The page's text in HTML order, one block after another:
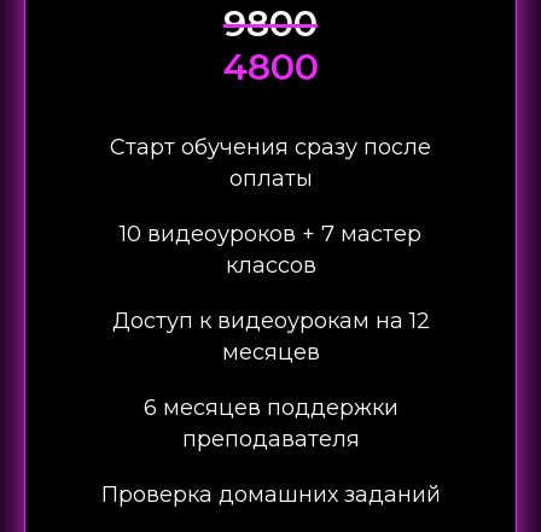
9800
4800
Старт обучения сразу после
оплаты
10 видеоуроков + 7 мастер
классов
Доступ к видеоурокам на 12
месяцев
6 месяцев поддержки
преподавателя
Проверка домашних заданий